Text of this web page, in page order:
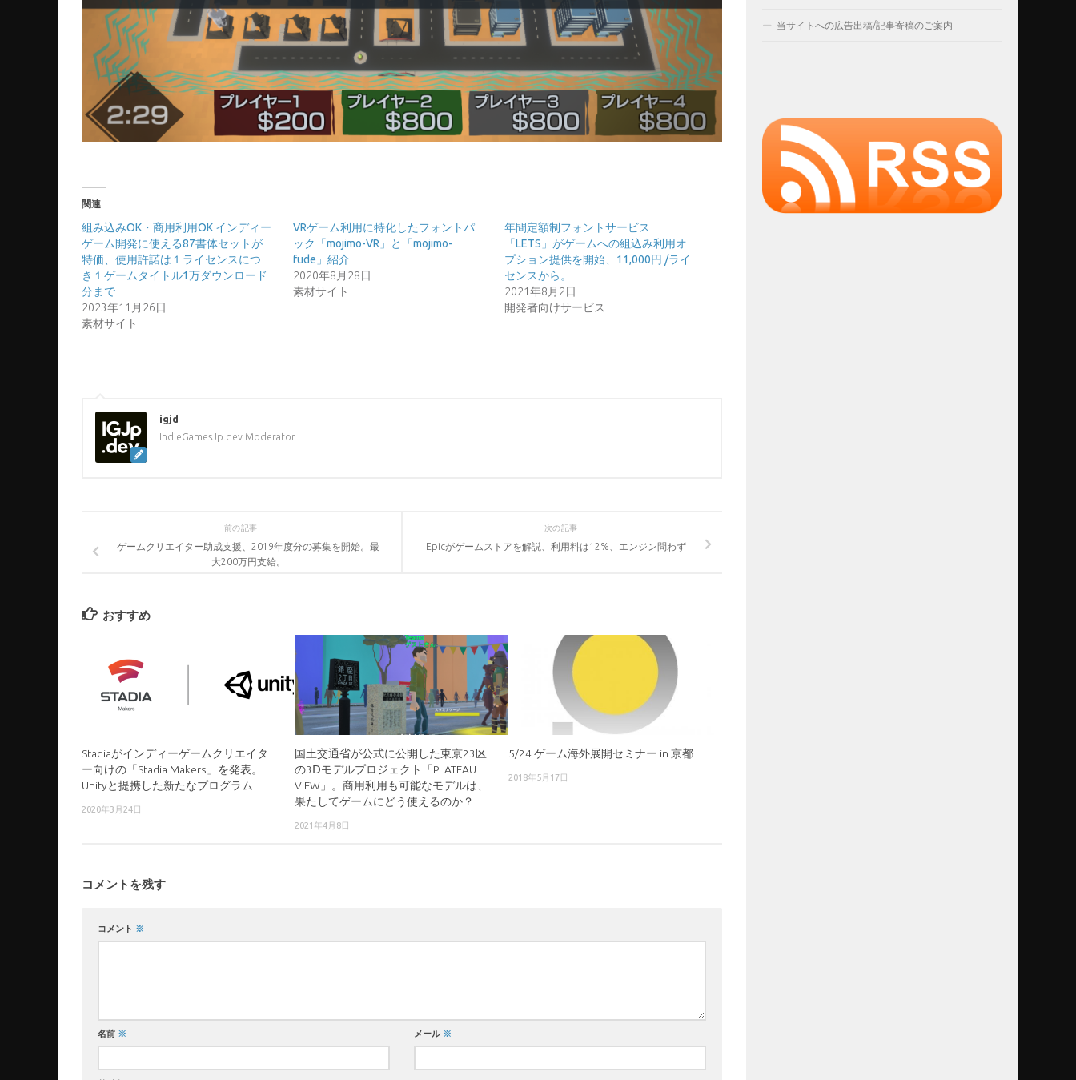
関連
組み込みOK・商用利用OK インディー
ゲーム開発に使える87書体セットが
特価、使用許諾は１ライセンスにつ
き１ゲームタイトル1万ダウンロード
分まで
2023年11月26日
素材サイト
VRゲーム利用に特化したフォントパ
ック「mojimo-VR」と「mojimo-
fude」紹介
2020年8月28日
素材サイト
年間定額制フォントサービス
「LETS」がゲームへの組込み利用オ
プション提供を開始、11,000円 /ライ
センスから。
2021年8月2日
開発者向けサービス
igjd
IndieGamesJp.dev Moderator
次の記事
Epicがゲームストアを解説、利用料は12%、エンジン問わず
前の記事
ゲームクリエイター助成支援、2019年度分の募集を開始。最
大200万円支給。
おすすめ
Stadiaがインディーゲームクリエイタ
ー向けの「Stadia Makers」を発表。
Unityと提携した新たなプログラム
2020年3月24日
国土交通省が公式に公開した東京23区
の3Ⅾモデルプロジェクト「PLATEAU
VIEW」。商用利用も可能なモデルは、
果たしてゲームにどう使えるのか？
2021年4月8日
5/24 ゲーム海外展開セミナー in 京都
2018年5月17日
コメントを残す
コメント ※
名前 ※ メール ※
当サイトへの広告出稿/記事寄稿のご案内